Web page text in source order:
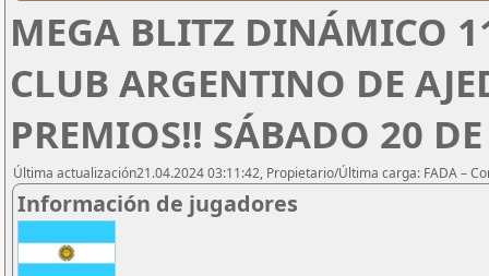
MEGA BLITZ DINÁMICO
CLUB ARGENTINO DE
PREMIOS!! SÁBADO 20
Última actualización21.04.2024 03:11:42, Propietario/Última carga: FADA –
Información de jugadores